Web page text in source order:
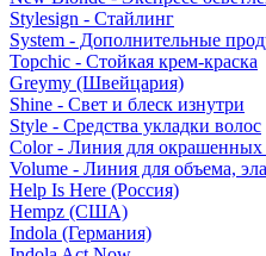
Stylesign - Стайлинг
System - Дополнительные
Topchic - Стойкая крем-краска
Greymy (Швейцария)
Shine - Свет и блеск изнутри
Style - Средства укладки волос
Color - Линия для окрашенных
Volume - Линия для объема,
Help Is Here (Россия)
Hempz (США)
Indola (Германия)